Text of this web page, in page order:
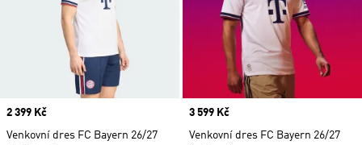
Price
2 399 Kč
Venkovní dres FC Bayern 26/27
Price
3 599 Kč
Venkovní dres FC Bayern 26/27